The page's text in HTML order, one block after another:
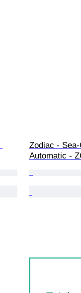
Zodiac -
Automatic -